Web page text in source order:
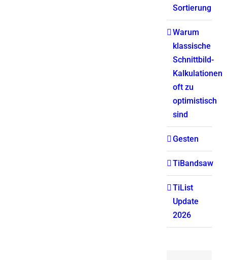
Sortierung
Warum
klassische
Schnittbild-
Kalkulationen
oft zu
optimistisch
sind
Gesten
TiBandsaw
TiList
Update
2026